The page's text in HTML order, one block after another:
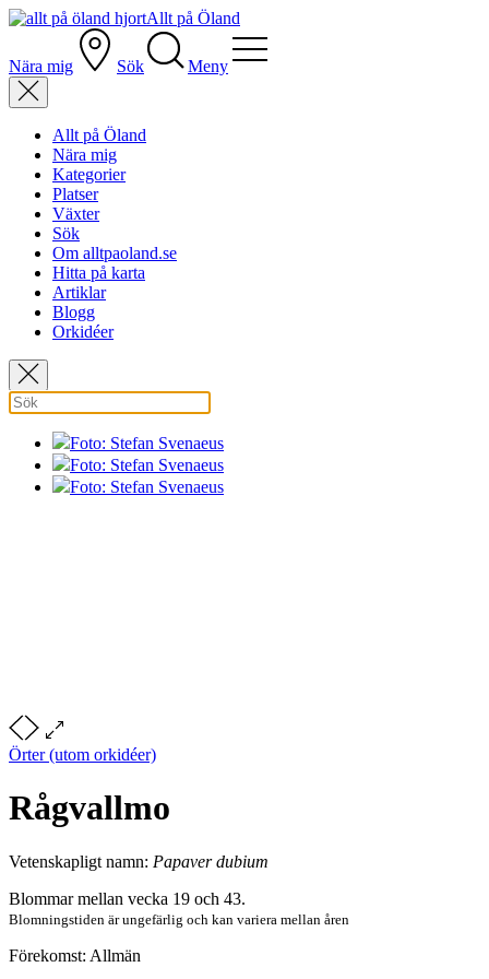
Allt på Öland
Nära mig Sök Meny
Allt på Öland
Nära mig
Kategorier
Platser
Växter
Sök
Om alltpaoland.se
Hitta på karta
Artiklar
Blogg
Orkidéer
Foto: Stefan Svenaeus
Foto: Stefan Svenaeus
Foto: Stefan Svenaeus
Örter (utom orkidéer)
Rågvallmo
Vetenskapligt namn: Papaver dubium
Blommar mellan vecka 19 och 43.
Blomningstiden är ungefärlig och kan variera mellan åren
Förekomst: Allmän